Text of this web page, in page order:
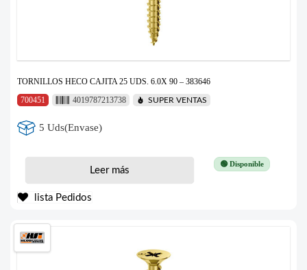
TORNILLOS HECO CAJITA 25 UDS. 6.0X 90 – 383646
700451
4019787213738 SUPER VENTAS
5 Uds(Envase)
🟢 Disponible
Leer más
lista Pedidos